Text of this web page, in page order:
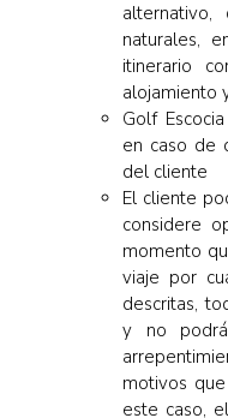
naturales,
itinerario
alojamiento
Golf
en caso de
del cliente
El cliente
considere
momento
viaje por
descritas,
y no
motivos
este caso,